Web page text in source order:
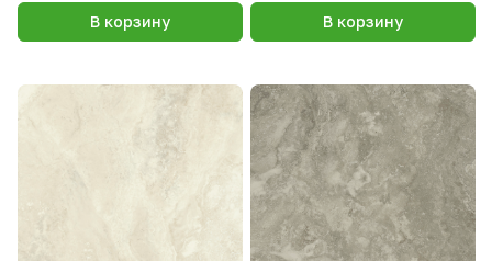
В корзину В корзину